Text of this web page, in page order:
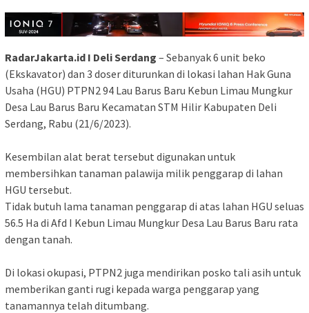
RadarJakarta.id I Deli Serdang – Sebanyak 6 unit beko
(Ekskavator) dan 3 doser diturunkan di lokasi lahan Hak Guna
Usaha (HGU) PTPN2 94 Lau Barus Baru Kebun Limau Mungkur
Desa Lau Barus Baru Kecamatan STM Hilir Kabupaten Deli
Serdang, Rabu (21/6/2023).
Kesembilan alat berat tersebut digunakan untuk
membersihkan tanaman palawija milik penggarap di lahan
HGU tersebut.
Tidak butuh lama tanaman penggarap di atas lahan HGU seluas
56.5 Ha di Afd I Kebun Limau Mungkur Desa Lau Barus Baru rata
dengan tanah.
Di lokasi okupasi, PTPN2 juga mendirikan posko tali asih untuk
memberikan ganti rugi kepada warga penggarap yang
tanamannya telah ditumbang.